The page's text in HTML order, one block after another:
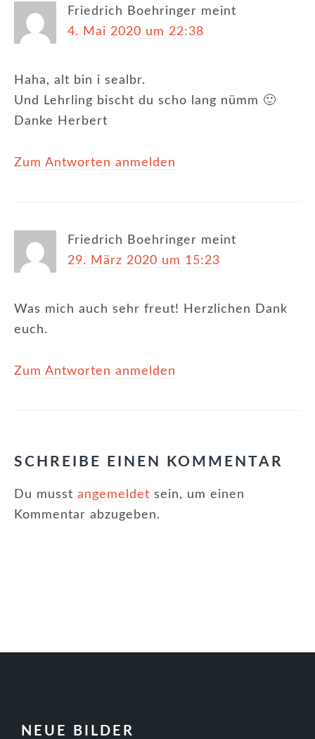
Friedrich Boehringer meint
4. Mai 2020 um 22:38
Haha, alt bin i sealbr.
Und Lehrling bischt du scho lang nümm 🙂
Danke Herbert
Zum Antworten anmelden
Friedrich Boehringer meint
29. März 2020 um 15:23
Was mich auch sehr freut! Herzlichen Dank
euch.
Zum Antworten anmelden
SCHREIBE EINEN KOMMENTAR
Du musst angemeldet sein, um einen
Kommentar abzugeben.
FOOTER
NEUE BILDER